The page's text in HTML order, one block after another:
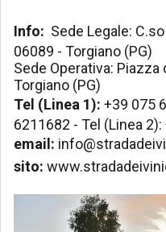
Info: Sede Legale:
06089 - Torgiano (PG)
Sede Operativa: Piazza
Torgiano (PG)
Tel (Linea 1): +39 075
6211682 - Tel (Linea
email:
sito: